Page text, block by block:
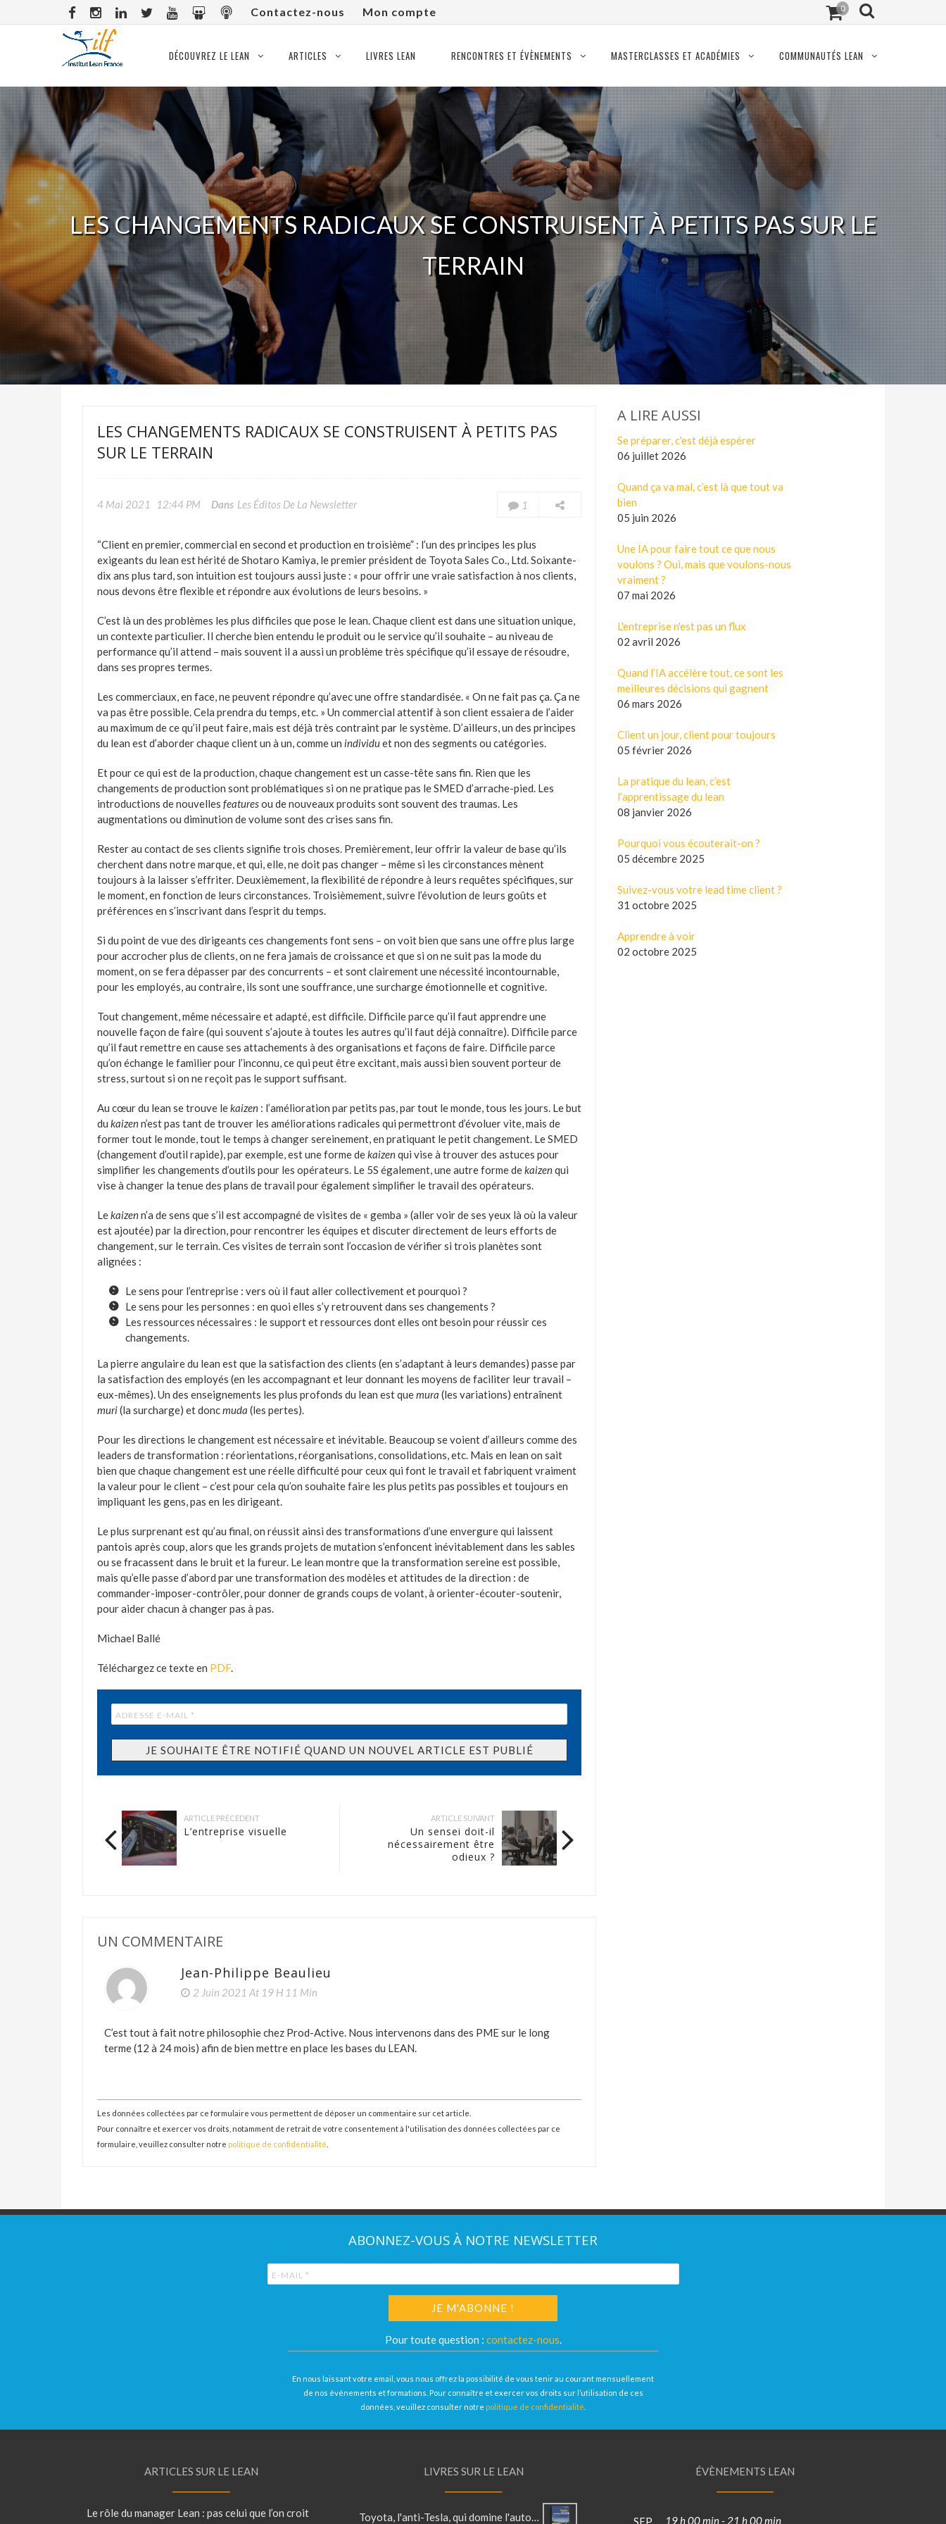
Contactez-nous Mon compte 0
DÉCOUVREZ LE LEAN ARTICLES LIVRES LEAN RENCONTRES ET ÉVÈNEMENTS MASTERCLASSES ET ACADÉMIES COMMUNAUTÉS LEAN
LES CHANGEMENTS RADICAUX SE CONSTRUISENT À PETITS PAS SUR LE
TERRAIN
LES CHANGEMENTS RADICAUX SE CONSTRUISENT À PETITS PAS
SUR LE TERRAIN
4 Mai 2021 12:44 PM Dans Les Éditos De La Newsletter 1
“Client en premier, commercial en second et production en troisième” : l’un des principes les plus
exigeants du lean est hérité de Shotaro Kamiya, le premier président de Toyota Sales Co., Ltd. Soixante-
dix ans plus tard, son intuition est toujours aussi juste : « pour offrir une vraie satisfaction à nos clients,
nous devons être flexible et répondre aux évolutions de leurs besoins. »
C’est là un des problèmes les plus difficiles que pose le lean. Chaque client est dans une situation unique,
un contexte particulier. Il cherche bien entendu le produit ou le service qu’il souhaite – au niveau de
performance qu’il attend – mais souvent il a aussi un problème très spécifique qu’il essaye de résoudre,
dans ses propres termes.
Les commerciaux, en face, ne peuvent répondre qu’avec une offre standardisée. « On ne fait pas ça. Ça ne
va pas être possible. Cela prendra du temps, etc. » Un commercial attentif à son client essaiera de l’aider
au maximum de ce qu’il peut faire, mais est déjà très contraint par le système. D’ailleurs, un des principes
du lean est d’aborder chaque client un à un, comme un individuet non des segments ou catégories.
Et pour ce qui est de la production, chaque changement est un casse-tête sans fin. Rien que les
changements de production sont problématiques si on ne pratique pas le SMED d’arrache-pied. Les
introductions de nouvelles featuresou de nouveaux produits sont souvent des traumas. Les
augmentations ou diminution de volume sont des crises sans fin.
Rester au contact de ses clients signifie trois choses. Premièrement, leur offrir la valeur de base qu’ils
cherchent dans notre marque, et qui, elle, ne doit pas changer – même si les circonstances mènent
toujours à la laisser s’effriter. Deuxièmement, la flexibilité de répondre à leurs requêtes spécifiques, sur
le moment, en fonction de leurs circonstances. Troisièmement, suivre l’évolution de leurs goûts et
préférences en s’inscrivant dans l’esprit du temps.
Si du point de vue des dirigeants ces changements font sens – on voit bien que sans une offre plus large
pour accrocher plus de clients, on ne fera jamais de croissance et que si on ne suit pas la mode du
moment, on se fera dépasser par des concurrents – et sont clairement une nécessité incontournable,
pour les employés, au contraire, ils sont une souffrance, une surcharge émotionnelle et cognitive.
Tout changement, même nécessaire et adapté, est difficile. Difficile parce qu’il faut apprendre une
nouvelle façon de faire (qui souvent s’ajoute à toutes les autres qu’il faut déjà connaître). Difficile parce
qu’il faut remettre en cause ses attachements à des organisations et façons de faire. Difficile parce
qu’on échange le familier pour l’inconnu, ce qui peut être excitant, mais aussi bien souvent porteur de
stress, surtout si on ne reçoit pas le support suffisant.
Au cœur du lean se trouve lekaizen : l’amélioration par petits pas, par tout le monde, tous les jours. Le but
du kaizenn’est pas tant de trouver les améliorations radicales qui permettront d’évoluer vite, mais de
former tout le monde, tout le temps à changer sereinement, en pratiquant le petit changement. Le SMED
(changement d’outil rapide), par exemple, est une forme dekaizenqui vise à trouver des astuces pour
simplifier les changements d’outils pour les opérateurs. Le 5S également, une autre forme dekaizenqui
vise à changer la tenue des plans de travail pour également simplifier le travail des opérateurs.
Lekaizenn’a de sens que s’il est accompagné de visites de « gemba » (aller voir de ses yeux là où la valeur
est ajoutée) par la direction, pour rencontrer les équipes et discuter directement de leurs efforts de
changement, sur le terrain. Ces visites de terrain sont l’occasion de vérifier si trois planètes sont
alignées :
Le sens pour l’entreprise : vers où il faut aller collectivement et pourquoi ?
Le sens pour les personnes : en quoi elles s’y retrouvent dans ses changements ?
Les ressources nécessaires : le support et ressources dont elles ont besoin pour réussir ces
changements.
La pierre angulaire du lean est que la satisfaction des clients (en s’adaptant à leurs demandes) passe par
la satisfaction des employés (en les accompagnant et leur donnant les moyens de faciliter leur travail –
eux-mêmes). Un des enseignements les plus profonds du lean est quemura (les variations) entraînent
muri(la surcharge) et doncmuda (les pertes).
Pour les directions le changement est nécessaire et inévitable. Beaucoup se voient d’ailleurs comme des
leaders de transformation : réorientations, réorganisations, consolidations, etc. Mais en lean on sait
bien que chaque changement est une réelle difficulté pour ceux qui font le travail et fabriquent vraiment
la valeur pour le client – c’est pour cela qu’on souhaite faire les plus petits pas possibles et toujours en
impliquant les gens, pas en les dirigeant.
Le plus surprenant est qu’au final, on réussit ainsi des transformations d’une envergure qui laissent
pantois après coup, alors que les grands projets de mutation s’enfoncent inévitablement dans les sables
ou se fracassent dans le bruit et la fureur. Le lean montre que la transformation sereine est possible,
mais qu’elle passe d’abord par une transformation des modèles et attitudes de la direction : de
commander-imposer-contrôler, pour donner de grands coups de volant, à orienter-écouter-soutenir,
pour aider chacun à changer pas à pas.
Michael Ballé
Téléchargez ce texte en PDF.
ARTICLE PRÉCÉDENT
L’entreprise visuelle
ARTICLE SUIVANT
Un sensei doit-il
nécessairement être
odieux ?
UN COMMENTAIRE
Jean-Philippe Beaulieu
2 Juin 2021 At 19 H 11 Min
C’est tout à fait notre philosophie chez Prod-Active. Nous intervenons dans des PME sur le long
terme (12 à 24 mois) afin de bien mettre en place les bases du LEAN.
Les données collectées par ce formulaire vous permettent de déposer un commentaire sur cet article.
Pour connaître et exercer vos droits, notamment de retrait de votre consentement à l'utilisation des données collectées par ce
formulaire, veuillez consulter notre politique de confidentialité
A LIRE AUSSI
Se préparer, c'est déjà espérer
06 juillet 2026
Quand ça va mal, c’est là que tout va
bien
05 juin 2026
Une IA pour faire tout ce que nous
voulons ? Oui, mais que voulons-nous
vraiment ?
07 mai 2026
L'entreprise n'est pas un flux
02 avril 2026
Quand l’IA accélère tout, ce sont les
meilleures décisions qui gagnent
06 mars 2026
Client un jour, client pour toujours
05 février 2026
La pratique du lean, c’est
l’apprentissage du lean
08 janvier 2026
Pourquoi vous écouterait-on ?
05 décembre 2025
Suivez-vous votre lead time client ?
31 octobre 2025
Apprendre à voir
02 octobre 2025
ABONNEZ-VOUS À NOTRE NEWSLETTER
Pour toute question : contactez-nous.
En nous laissant votre email, vous nous offrez la possibilité de vous tenir au courant mensuellement
de nos événements et formations. Pour connaître et exercer vos droits sur l’utilisation de ces
données, veuillez consulter notre politique de confidentialité
ARTICLES SUR LE LEAN
Le rôle du manager Lean : pas celui que l’on croit
LIVRES SUR LE LEAN
Toyota, l'anti-Tesla, qui domine l'automobile
ÉVÈNEMENTS LEAN
SEP 19 h 00 min- 21 h 00 min